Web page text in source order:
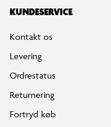
KUNDESERVICE
Kontakt os
Levering
Ordrestatus
Returnering
Fortryd køb